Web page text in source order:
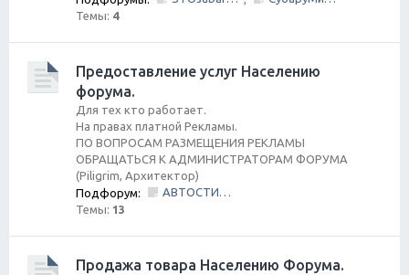
Темы: 4
Предоставление услуг Населению
форума.
Для тех кто работает.
На правах платной Рекламы.
ПО ВОПРОСАМ РАЗМЕЩЕНИЯ РЕКЛАМЫ
ОБРАЩАТЬСЯ К АДМИНИСТРАТОРАМ ФОРУМА
(Piligrim, Архитектор)
Подфорум:
АВТОСТИЛЬ by SANDRA
Темы: 13
Продажа товара Населению Форума.